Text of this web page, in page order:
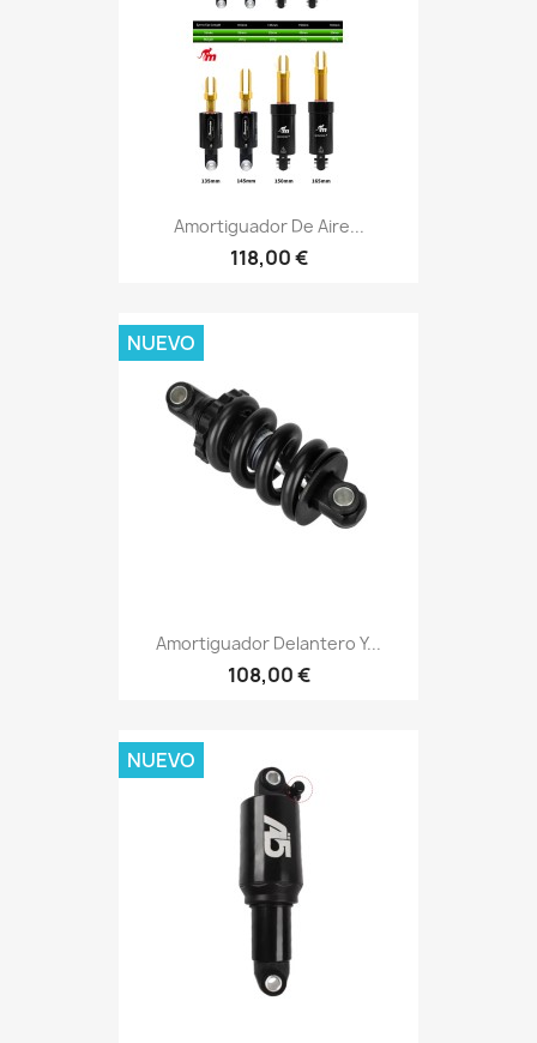
Amortiguador De Aire...
118,00 €
Amortiguador Delantero Y...
108,00 €
NUEVO
NUEVO